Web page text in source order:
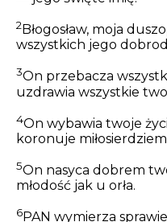
2 Błogosław, moja
wszystkich jego
3On przebacza
uzdrawia wszystkie
4On wybawia twoje
koronuje
5On nasyca dobrem
młodość jak u orła.
6PAN wymierza